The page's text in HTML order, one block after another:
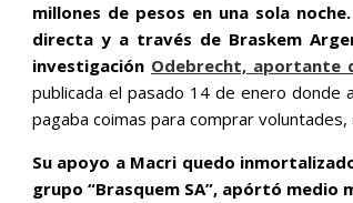
millones de pesos en una sola
directa y a través de Braskem
investigación Odebrecht, aportante
publicada el pasado 14 de enero
pagaba coimas para comprar
Su apoyo a Macri quedo
grupo “Brasquem SA”, apórtó medio